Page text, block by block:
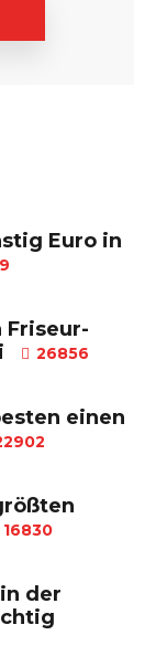
Euro in
Friseur-
26856
einen
16830
der